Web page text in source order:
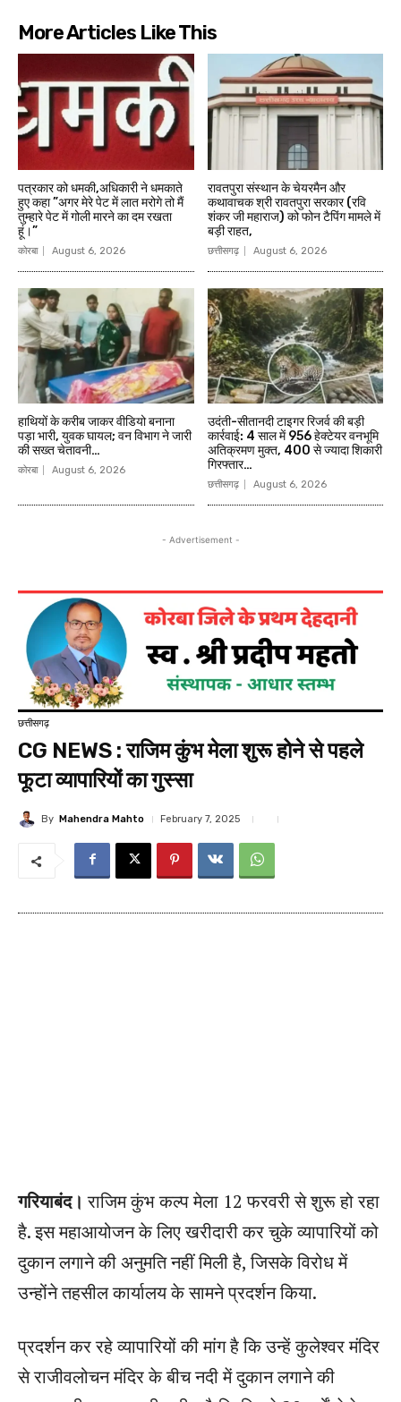
More Articles Like This
पत्रकार को धमकी,अधिकारी ने धमकाते
हुए कहा ”अगर मेरे पेट में लात मरोगे तो मैं
तुम्हारे पेट में गोली मारने का दम रखता
हूं।”
कोरबा August 6, 2026
रावतपुरा संस्थान के चेयरमैन और
कथावाचक श्री रावतपुरा सरकार (रवि
शंकर जी महाराज) को फोन टैपिंग मामले में
बड़ी राहत,
छत्तीसगढ़ August 6, 2026
हाथियों के करीब जाकर वीडियो बनाना
पड़ा भारी, युवक घायल; वन विभाग ने जारी
की सख्त चेतावनी…
कोरबा August 6, 2026
उदंती-सीतानदी टाइगर रिजर्व की बड़ी
कार्रवाई: 4 साल में 956 हेक्टेयर वनभूमि
अतिक्रमण मुक्त, 400 से ज्यादा शिकारी
गिरफ्तार…
छत्तीसगढ़ August 6, 2026
- Advertisement -